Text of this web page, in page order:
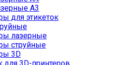
А3
для этикеток
лазерные
струйные
3D